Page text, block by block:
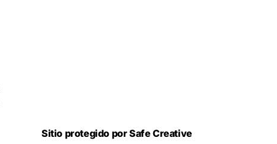
Sitio protegido por Safe Creative